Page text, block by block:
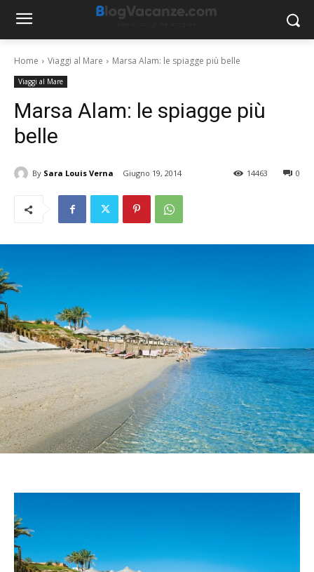
Home Viaggi al Mare Marsa Alam: le spiagge più belle
Viaggi al Mare
Marsa Alam: le spiagge più
belle
By Sara Louis Verna Giugno 19, 2014 0
14463